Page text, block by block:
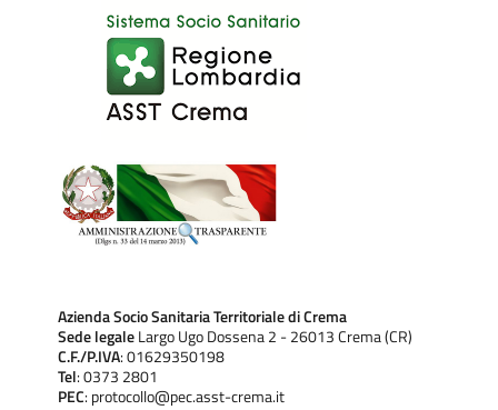
Azienda Socio Sanitaria Territoriale di Crema
Sede legaleLargo Ugo Dossena 2 - 26013 Crema (CR)
C.F./P.IVA: 01629350198
Tel: 0373 2801
PEC: protocollo@pec.asst-crema.it